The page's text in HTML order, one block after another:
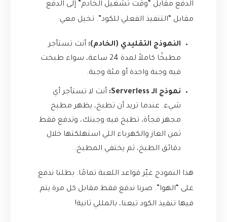
الدفع مقابل “وقت تشغيل الخادم” إلى الدفع
مقابل “التنفيذ الفعلي للكود”. تخيل معي:
النموذج التقليدي (الخادم): أنت تستأجر
مطبخًا كاملاً لمدة 24 ساعة، سواء طبخت
فيه وجبة واحدة أو مئة وجبة.
نموذج الـ Serverless:
أنت لا تستأجر أي
شيء. عندما تريد أن تطبخ، يظهر مطبخ
مجهز فجأة، تطبخ فيه وجبتك، وتدفع فقط
ثمن الغاز والكهرباء اللي استهلكتها خلال
دقائق الطبخ، ثم يختفي المطبخ.
هذا النموذج غيّر قواعد اللعبة تمامًا. بطلنا ندفع
على “الهوا”. صرنا ندفع فقط مقابل كل مرة يتم
فيها تنفيذ الكود تبعنا، بالمللي ثانية!